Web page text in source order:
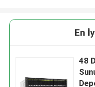
En
48